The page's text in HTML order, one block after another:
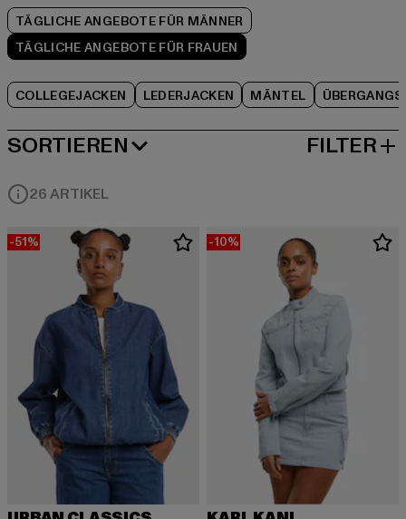
TÄGLICHE ANGEBOTE FÜR MÄNNER
TÄGLICHE ANGEBOTE FÜR FRAUEN
COLLEGEJACKEN LEDERJACKEN MÄNTEL
SORTIEREN
BELIEBTESTE FILTER
26 ARTIKEL
-51% -10%